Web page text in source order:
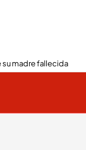
su madre fallecida